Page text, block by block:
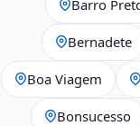
Barro
Bernadete
Boa Viagem
Bonsucesso